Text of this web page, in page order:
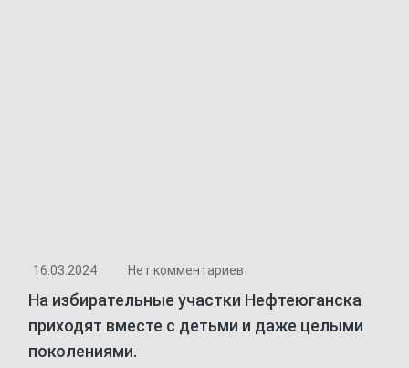
16.03.2024 Нет комментариев
На избирательные участки Нефтеюганска
приходят вместе с детьми и даже целыми
поколениями.